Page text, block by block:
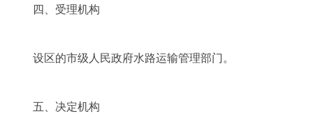
四、受理机构
设区的市级人民政府水路运输管理部门。
五、决定机构